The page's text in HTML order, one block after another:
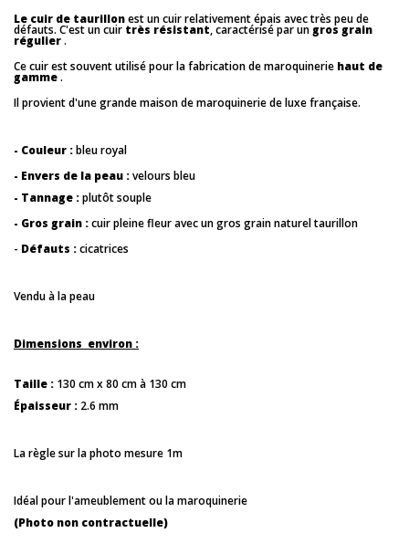
Le cuir de taurillonest un cuir relativement épais avec très peu de
défauts. C'est un cuir très résistant, caractérisé par un gros grain
régulier.
Ce cuir est souvent utilisé pour la fabrication de maroquinerie haut de
gamme.
Il provient d'une grande maison de maroquinerie de luxe française.
- Couleur :bleu royal
- Envers de la peau :velours bleu
- Tannage :plutôt souple
- Gros grain :cuir pleine fleur avec un gros grain naturel taurillon
- Défauts :cicatrices
Vendu à la peau
Dimensions environ :
Taille : 130 cm x 80 cm à 130 cm
Épaisseur : 2.6 mm
La règle sur la photo mesure 1m
Idéal pour l'ameublement ou la maroquinerie
(Photo non contractuelle)